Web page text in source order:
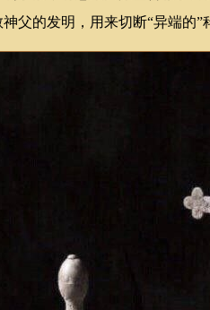
父的发明，用来切断“异端的”